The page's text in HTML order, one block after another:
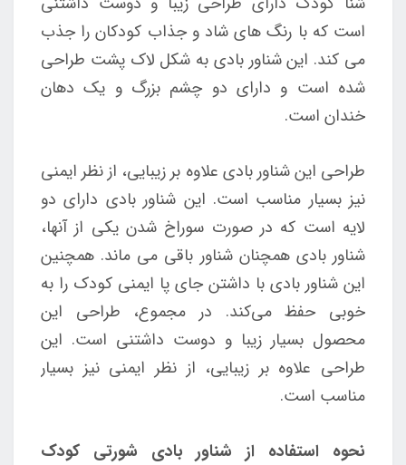
است که با رنگ های شاد و جذاب کودکان را جذب
می کند. این شناور بادی به شکل لاک پشت طراحی
شده است و دارای دو چشم بزرگ و یک دهان
خندان است.
طراحی این شناور بادی علاوه بر زیبایی، از نظر ایمنی
نیز بسیار مناسب است. این شناور بادی دارای دو
لایه است که در صورت سوراخ شدن یکی از آنها،
شناور بادی همچنان شناور باقی می ماند. همچنین
این شناور بادی با داشتن جای پا ایمنی کودک را به
خوبی حفظ می‌کند. در مجموع، طراحی این
محصول بسیار زیبا و دوست داشتنی است. این
طراحی علاوه بر زیبایی، از نظر ایمنی نیز بسیار
مناسب است.
نحوه استفاده از شناور بادی شورتی کودک